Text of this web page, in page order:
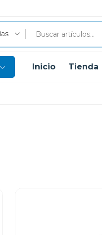
Inicio Tienda